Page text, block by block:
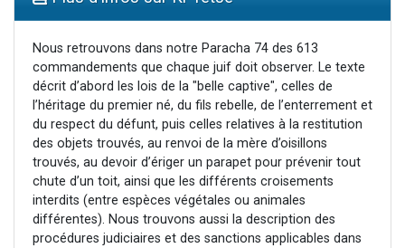
3 personnes viennent de faire un don pour Événements Torah-Box
3 personnes viennent de nous rejoindre sur WhatsApp
Eliran vient de donner son Maasser
Nous retrouvons dans notre Paracha 74 des 613
commandements que chaque juif doit observer. Le texte
décrit d’abord les lois de la "belle captive", celles de
l’héritage du premier né, du fils rebelle, de l’enterrement et
du respect du défunt, puis celles relatives à la restitution
des objets trouvés, au renvoi de la mère d’oisillons
trouvés, au devoir d’ériger un parapet pour prévenir tout
chute d’un toit, ainsi que les différents croisements
interdits (entre espèces végétales ou animales
différentes). Nous trouvons aussi la description des
procédures judiciaires et des sanctions applicables dans